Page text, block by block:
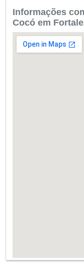
Informações
Cocó em